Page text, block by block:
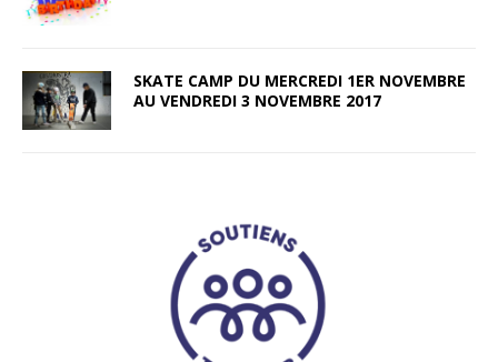
SKATE CAMP DU MERCREDI 1ER NOVEMBRE
AU VENDREDI 3 NOVEMBRE 2017